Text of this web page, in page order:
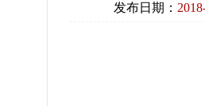
发布日期：